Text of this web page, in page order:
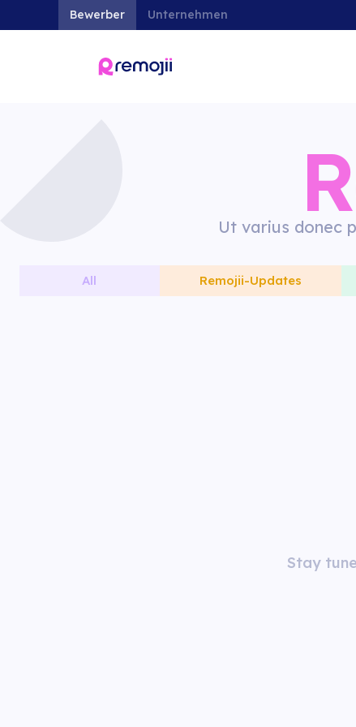
Bewerber Unternehmen
Ut varius donec
All Remojii-Updates
Stay